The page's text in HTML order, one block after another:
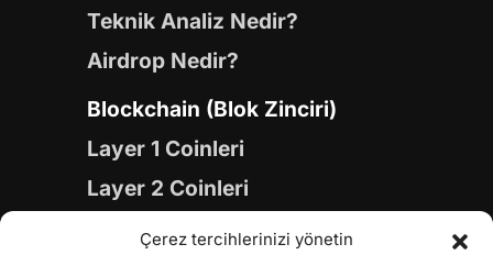
Çerez tercihlerinizi yönetin
Teknik Analiz Nedir?
Airdrop Nedir?
Blockchain (Blok Zinciri)
Layer 1 Coinleri
Layer 2 Coinleri
Yapay Zeka (AI) Coinleri